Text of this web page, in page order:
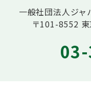
一般社団法人ジ
〒101-8552